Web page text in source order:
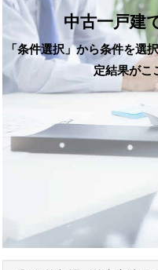
中古一戸建
「条件選択」から条件を選
定結果がこ